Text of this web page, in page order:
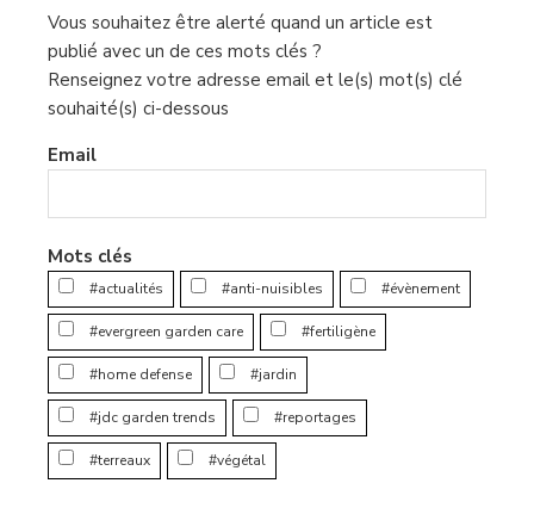
Vous souhaitez être alerté quand un article est
publié avec un de ces mots clés ?
Renseignez votre adresse email et le(s) mot(s) clé
souhaité(s) ci-dessous
Email
Mots clés
#actualités #anti-nuisibles #évènement
#evergreen garden care #fertiligène
#home defense #jardin
#jdc garden trends #reportages
#terreaux #végétal